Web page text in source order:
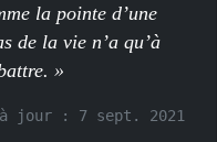
la pointe d’une
de la vie n’a qu’à
»
à jour : 7 sept. 2021